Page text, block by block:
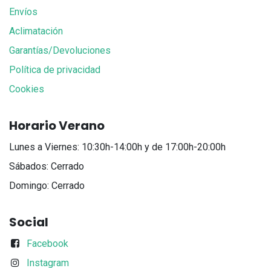
Envíos
Aclimatación
Garantías/Devoluciones
Política de privacidad
Cookies
Horario Verano
Lunes a Viernes: 10:30h-14:00h y de 17:00h-20:00h
Sábados: Cerrado
Domingo: Cerrado
Social
Facebook
Instagram